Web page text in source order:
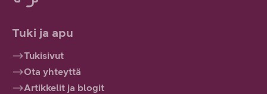
Tuki ja apu
Tukisivut
Ota yhteyttä
Artikkelit ja blogit